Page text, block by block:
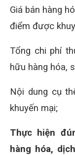
Giá bán hàng
điểm được
Tổng chi phí
hữu hàng hóa,
Nội dung cụ
khuyến mại;
Thực hiện
hàng hóa,